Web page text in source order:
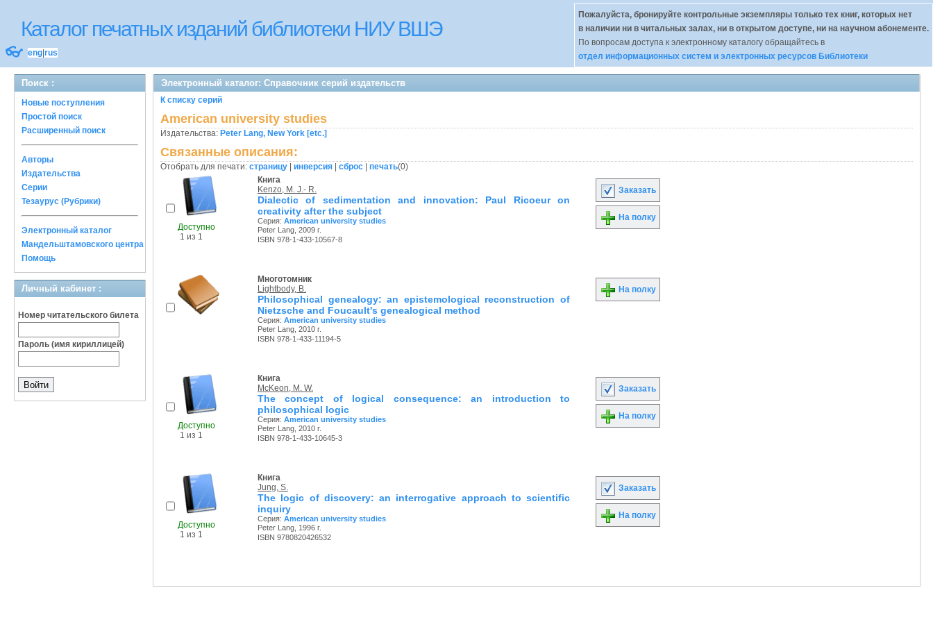
Каталог печатных изданий библиотеки НИУ ВШЭ
👓 eng rus
Пожалуйста, бронируйте контрольные экземпляры только тех книг, которых нет
в наличии ни в читальных залах, ни в открытом доступе, ни на научном абонементе.
По вопросам доступа к электронному каталогу обращайтесь в
отдел информационных систем и электронных ресурсов Библиотеки
Поиск :
Новые поступления
Простой поиск
Расширенный поиск
Авторы
Издательства
Серии
Тезаурус (Рубрики)
Электронный каталог
Мандельштамовского центра
Помощь
Личный кабинет :
Номер читательского билета
Пароль (имя кириллицей)
Электронный каталог: Справочник серий издательств
К списку серий
American university studies
Издательства: Peter Lang, New York [etc.]
Связанные описания:
Отобрать для печати: страницу инверсия сброс печать(0)
Доступно
1 из 1
Книга
Kenzo, M. J.- R.
Dialectic of sedimentation and innovation: Paul Ricoeur on
creativity after the subject
Серия: American university studies
Peter Lang, 2009 г.
ISBN 978-1-433-10567-8
Заказать
На полку
Многотомник
Lightbody, B.
Philosophical genealogy: an epistemological reconstruction of
Nietzsche and Foucault's genealogical method
Серия: American university studies
Peter Lang, 2010 г.
ISBN 978-1-433-11194-5
На полку
Доступно
1 из 1
Книга
McKeon, M. W.
The concept of logical consequence: an introduction to
philosophical logic
Серия: American university studies
Peter Lang, 2010 г.
ISBN 978-1-433-10645-3
Заказать
На полку
Доступно
1 из 1
Книга
Jung, S.
The logic of discovery: an interrogative approach to scientific
inquiry
Серия: American university studies
Peter Lang, 1996 г.
ISBN 9780820426532
Заказать
На полку